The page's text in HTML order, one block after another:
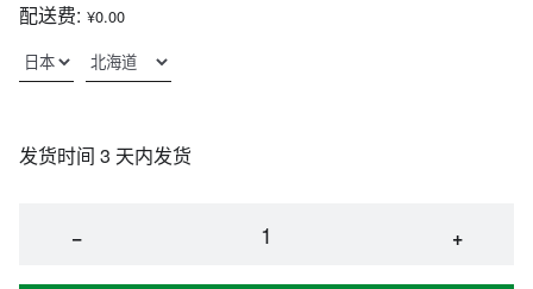
配送费: ¥0.00
发货时间 3 天内发货
− +